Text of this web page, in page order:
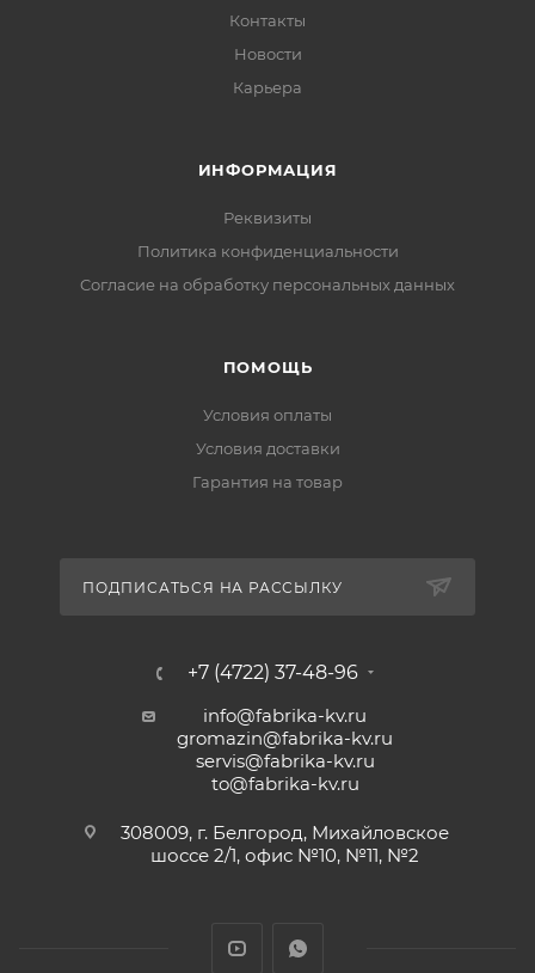
Контакты
Новости
Карьера
ИНФОРМАЦИЯ
Реквизиты
Политика конфиденциальности
Cогласие на обработку персональных данных
ПОМОЩЬ
Условия оплаты
Условия доставки
Гарантия на товар
ПОДПИСАТЬСЯ НА РАССЫЛКУ
+7 (4722) 37-48-96
info@fabrika-kv.ru
gromazin@fabrika-kv.ru
servis@fabrika-kv.ru
to@fabrika-kv.ru
308009, г. Белгород, Михайловское
шоссе 2/1, офис №10, №11, №2